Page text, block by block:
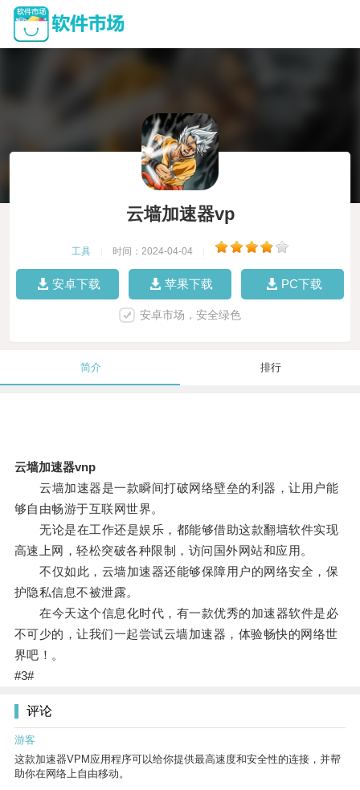
云墙加速器vp
工具 时间：2024-04-04
安卓下载 苹果下载 PC下载
安卓市场，安全绿色
简介 排行
云墙加速器vnp
云墙加速器是一款瞬间打破网络壁垒的利器，让用户能
够自由畅游于互联网世界。
无论是在工作还是娱乐，都能够借助这款翻墙软件实现
高速上网，轻松突破各种限制，访问国外网站和应用。
不仅如此，云墙加速器还能够保障用户的网络安全，保
护隐私信息不被泄露。
在今天这个信息化时代，有一款优秀的加速器软件是必
不可少的，让我们一起尝试云墙加速器，体验畅快的网络世
界吧！。
#3#
评论
游客
这款加速器VPM应用程序可以给你提供最高速度和安全性的连接，并帮
助你在网络上自由移动。